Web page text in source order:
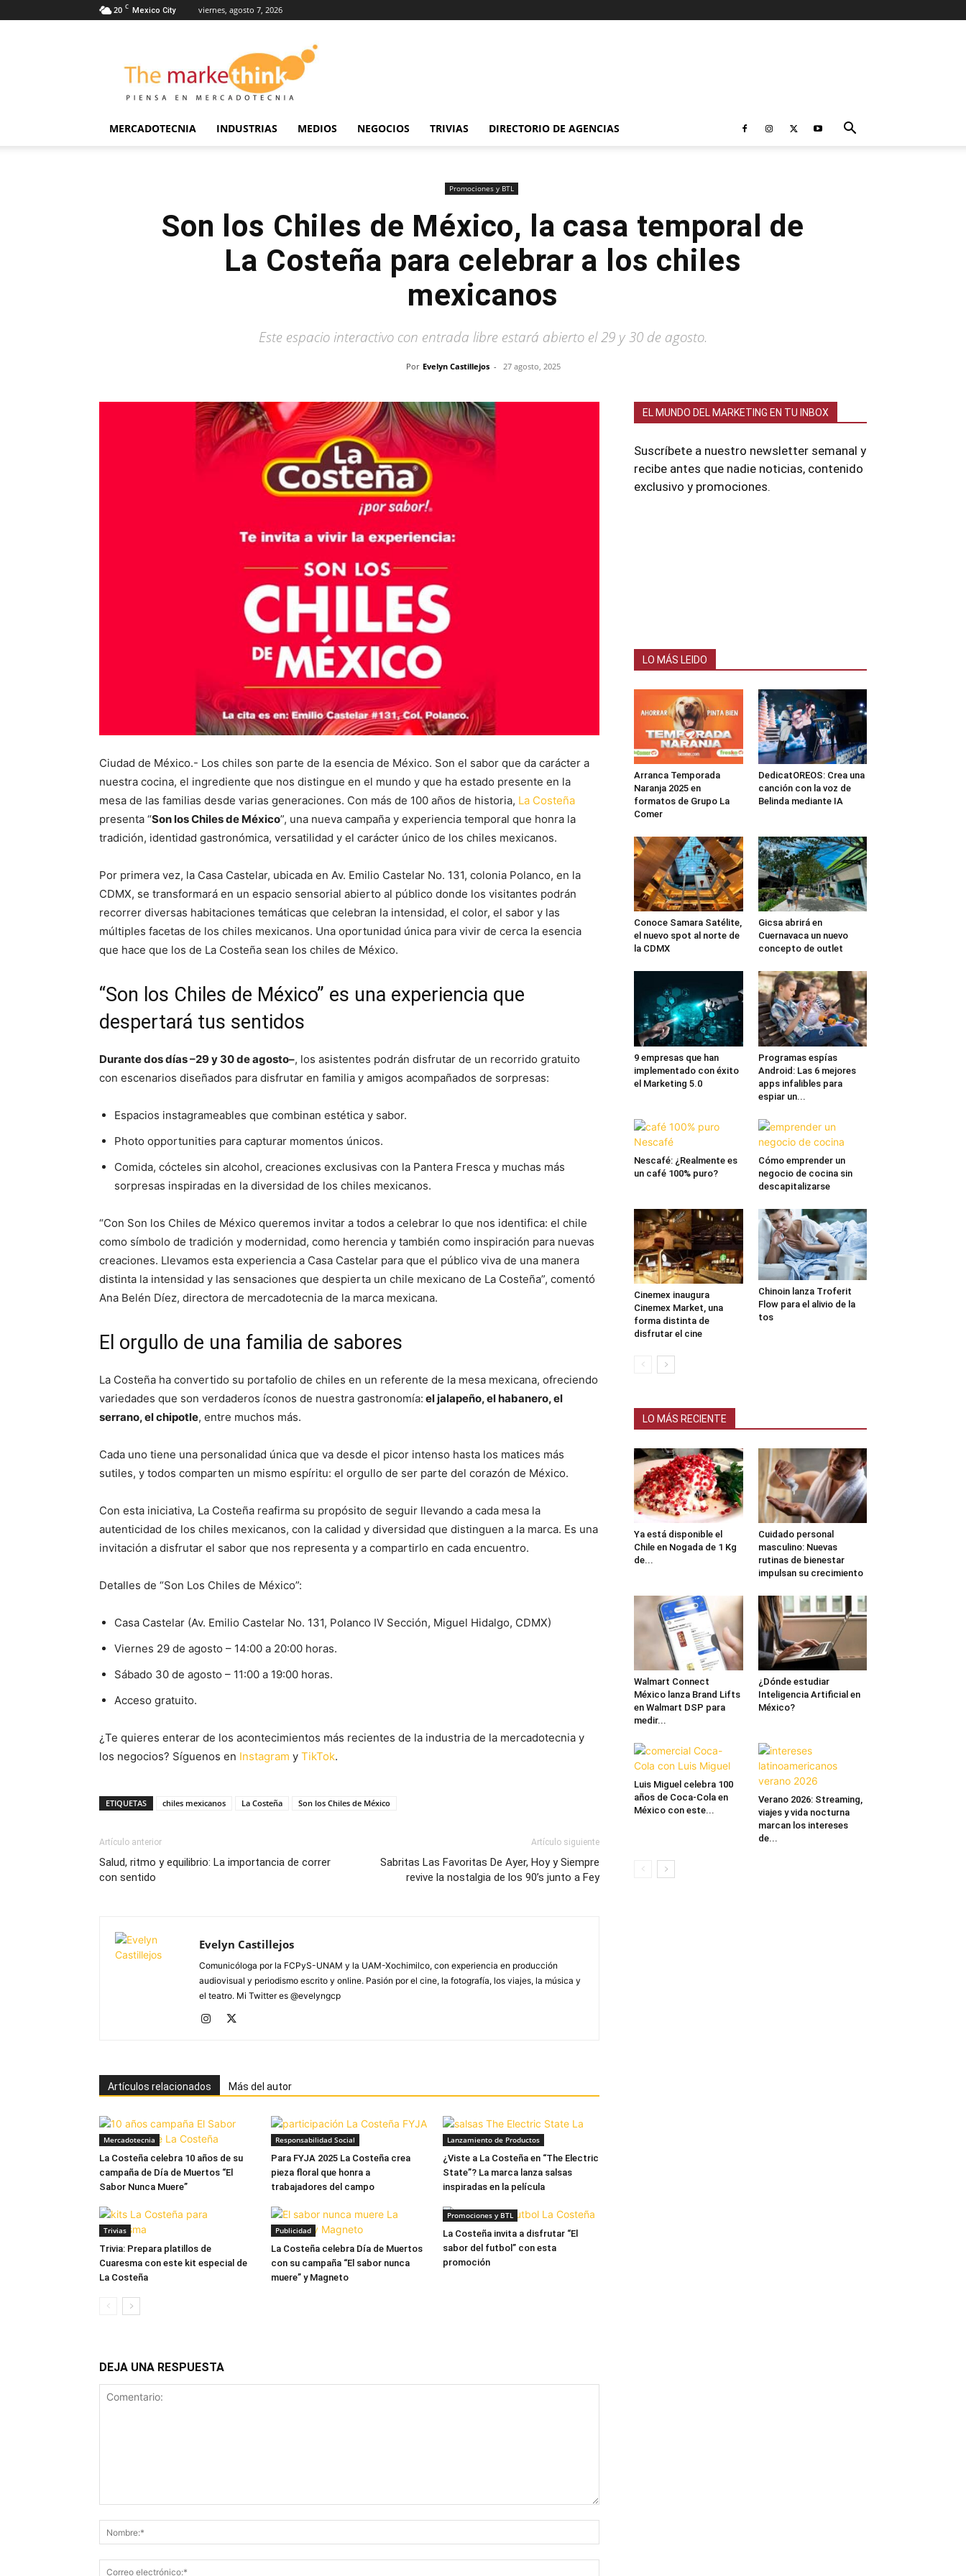
20 C Mexico City viernes, agosto 7, 2026
Markethink
MERCADOTECNIA INDUSTRIAS MEDIOS NEGOCIOS TRIVIAS DIRECTORIO DE AGENCIAS
Promociones y BTL
Son los Chiles de México, la casa temporal de
La Costeña para celebrar a los chiles
mexicanos
Este espacio interactivo con entrada libre estará abierto el 29 y 30 de agosto.
Por Evelyn Castillejos - 27 agosto, 2025
Ciudad de México.- Los chiles son parte de la esencia de México. Son el sabor que da carácter a
nuestra cocina, el ingrediente que nos distingue en el mundo y que ha estado presente en la
mesa de las familias desde varias generaciones. Con más de 100 años de historia, La Costeña
presenta “Son los Chiles de México”, una nueva campaña y experiencia temporal que honra la
tradición, identidad gastronómica, versatilidad y el carácter único de los chiles mexicanos.
Por primera vez, la Casa Castelar, ubicada en Av. Emilio Castelar No. 131, colonia Polanco, en la
CDMX, se transformará en un espacio sensorial abierto al público donde los visitantes podrán
recorrer diversas habitaciones temáticas que celebran la intensidad, el color, el sabor y las
múltiples facetas de los chiles mexicanos. Una oportunidad única para vivir de cerca la esencia
que hace que los de La Costeña sean los chiles de México.
“Son los Chiles de México” es una experiencia que
despertará tus sentidos
Durante dos días –29 y 30 de agosto–, los asistentes podrán disfrutar de un recorrido gratuito
con escenarios diseñados para disfrutar en familia y amigos acompañados de sorpresas:
Espacios instagrameables que combinan estética y sabor.
Photo opportunities para capturar momentos únicos.
Comida, cócteles sin alcohol, creaciones exclusivas con la Pantera Fresca y muchas más
sorpresas inspiradas en la diversidad de los chiles mexicanos.
“Con Son los Chiles de México queremos invitar a todos a celebrar lo que nos identifica: el chile
como símbolo de tradición y modernidad, como herencia y también como inspiración para nuevas
creaciones. Llevamos esta experiencia a Casa Castelar para que el público viva de una manera
distinta la intensidad y las sensaciones que despierta un chile mexicano de La Costeña”, comentó
Ana Belén Díez, directora de mercadotecnia de la marca mexicana.
El orgullo de una familia de sabores
La Costeña ha convertido su portafolio de chiles en un referente de la mesa mexicana, ofreciendo
variedades que son verdaderos íconos de nuestra gastronomía: el jalapeño, el habanero, el
serrano, el chipotle, entre muchos más.
Cada uno tiene una personalidad única que va desde el picor intenso hasta los matices más
sutiles, y todos comparten un mismo espíritu: el orgullo de ser parte del corazón de México.
Con esta iniciativa, La Costeña reafirma su propósito de seguir llevando a cada mesa la
autenticidad de los chiles mexicanos, con la calidad y diversidad que distinguen a la marca. Es una
invitación a disfrutar el sabor que nos representa y a compartirlo en cada encuentro.
Detalles de “Son Los Chiles de México”:
Casa Castelar (Av. Emilio Castelar No. 131, Polanco IV Sección, Miguel Hidalgo, CDMX)
Viernes 29 de agosto – 14:00 a 20:00 horas.
Sábado 30 de agosto – 11:00 a 19:00 horas.
Acceso gratuito.
¿Te quieres enterar de los acontecimientos más recientes de la industria de la mercadotecnia y
los negocios? Síguenos en Instagram y TikTok.
ETIQUETAS chiles mexicanos La Costeña Son los Chiles de México
Artículo anterior
Salud, ritmo y equilibrio: La importancia de correr
con sentido
Artículo siguiente
Sabritas Las Favoritas De Ayer, Hoy y Siempre
revive la nostalgia de los 90’s junto a Fey
Evelyn Castillejos
Comunicóloga por la FCPyS-UNAM y la UAM-Xochimilco, con experiencia en producción
audiovisual y periodismo escrito y online. Pasión por el cine, la fotografía, los viajes, la música y
el teatro. Mi Twitter es @evelyngcp
Artículos relacionados Más del autor
Mercadotecnia
La Costeña celebra 10 años de su
campaña de Día de Muertos “El
Sabor Nunca Muere”
Responsabilidad Social
Para FYJA 2025 La Costeña crea
pieza floral que honra a
trabajadores del campo
Lanzamiento de Productos
¿Viste a La Costeña en “The Electric
State”? La marca lanza salsas
inspiradas en la película
Trivias
Trivia: Prepara platillos de
Cuaresma con este kit especial de
La Costeña
Publicidad
La Costeña celebra Día de Muertos
con su campaña “El sabor nunca
muere” y Magneto
Promociones y BTL
La Costeña invita a disfrutar “El
sabor del futbol” con esta
promoción
DEJA UNA RESPUESTA
EL MUNDO DEL MARKETING EN TU INBOX
Suscríbete a nuestro newsletter semanal y
recibe antes que nadie noticias, contenido
exclusivo y promociones.
LO MÁS LEIDO
Arranca Temporada
Naranja 2025 en
formatos de Grupo La
Comer
DedicatOREOS: Crea una
canción con la voz de
Belinda mediante IA
Conoce Samara Satélite,
el nuevo spot al norte de
la CDMX
Gicsa abrirá en
Cuernavaca un nuevo
concepto de outlet
9 empresas que han
implementado con éxito
el Marketing 5.0
Programas espías
Android: Las 6 mejores
apps infalibles para
espiar un...
Nescafé: ¿Realmente es
un café 100% puro?
Cómo emprender un
negocio de cocina sin
descapitalizarse
Cinemex inaugura
Cinemex Market, una
forma distinta de
disfrutar el cine
Chinoin lanza Troferit
Flow para el alivio de la
tos
LO MÁS RECIENTE
Ya está disponible el
Chile en Nogada de 1 Kg
de...
Cuidado personal
masculino: Nuevas
rutinas de bienestar
impulsan su crecimiento
Walmart Connect
México lanza Brand Lifts
en Walmart DSP para
medir...
¿Dónde estudiar
Inteligencia Artificial en
México?
Luis Miguel celebra 100
años de Coca-Cola en
México con este...
Verano 2026: Streaming,
viajes y vida nocturna
marcan los intereses
de...